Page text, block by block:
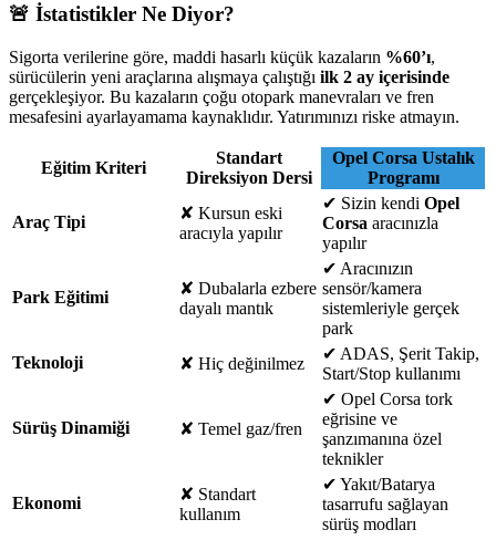
🚨 İstatistikler Ne Diyor?
Sigorta verilerine göre, maddi hasarlı küçük kazaların %60’ı,
sürücülerin yeni araçlarına alışmaya çalıştığı ilk 2 ay içerisinde
gerçekleşiyor. Bu kazaların çoğu otopark manevraları ve fren
mesafesini ayarlayamama kaynaklıdır. Yatırımınızı riske atmayın.
Eğitim Kriteri
Standart
Direksiyon Dersi
Opel Corsa Ustalık
Programı
Araç Tipi ✘ Kursun eski
aracıyla yapılır
✔ Sizin kendi Opel
Corsa aracınızla
yapılır
Park Eğitimi ✘ Dubalarla ezbere
dayalı mantık
✔ Aracınızın
sensör/kamera
sistemleriyle gerçek
park
Teknoloji
✘ Hiç değinilmez
✔ ADAS, Şerit Takip,
Start/Stop kullanımı
Sürüş Dinamiği ✘ Temel gaz/fren
✔ Opel Corsa tork
eğrisine ve
şanzımanına özel
teknikler
Ekonomi ✘ Standart
kullanım
✔ Yakıt/Batarya
tasarrufu sağlayan
sürüş modları